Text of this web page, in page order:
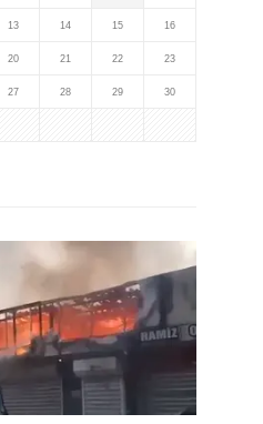
13 14 15 16
20 21 22 23
27 28 29 30